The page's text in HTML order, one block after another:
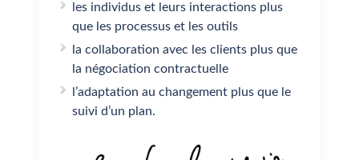
les individus et leurs interactions plus
que les processus et les outils
la collaboration avec les clients plus que
la négociation contractuelle
l’adaptation au changement plus que le
suivi d’un plan.